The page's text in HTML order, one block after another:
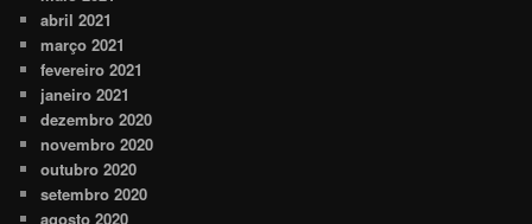
abril 2021
março 2021
fevereiro 2021
janeiro 2021
dezembro 2020
novembro 2020
outubro 2020
setembro 2020
agosto 2020